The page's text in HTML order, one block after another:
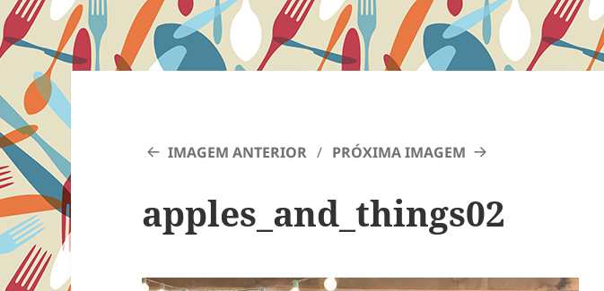
IMAGEM ANTERIOR PRÓXIMA IMAGEM
apples_and_things02